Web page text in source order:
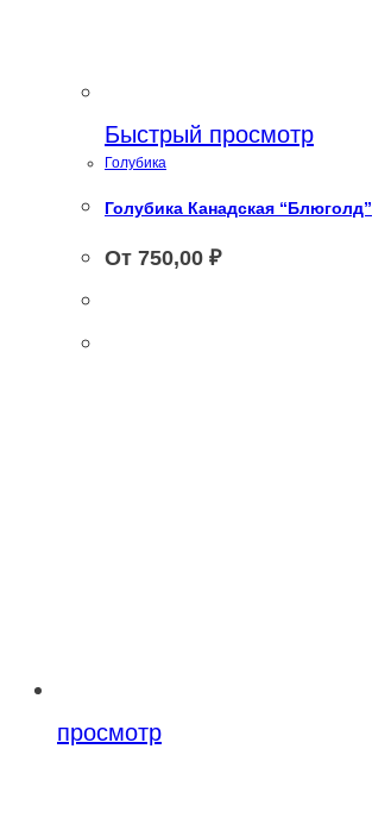
Быстрый просмотр
Голубика
Голубика Канадская “Блюголд”
От 750,00 ₽
просмотр